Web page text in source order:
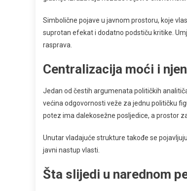
Simbolične pojave u javnom prostoru, koje
suprotan efekat i dodatno podstiču kritike.
rasprava.
Centralizacija moći i
Jedan od čestih argumenata političkih
većina odgovornosti veže za jednu političku
potez ima dalekosežne posljedice, a prostor
Unutar vladajuće strukture takođe se
javni nastup vlasti.
Šta slijedi u narednom